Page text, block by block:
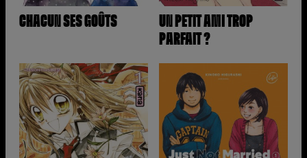
CHACUN SES GOÛTS
UN PETIT AMI TROP
PARFAIT ?